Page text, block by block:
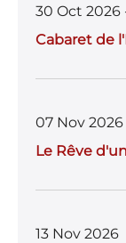
30 Oct 2026
Cabaret de
07 Nov
Le Rêve
13 Nov 2026